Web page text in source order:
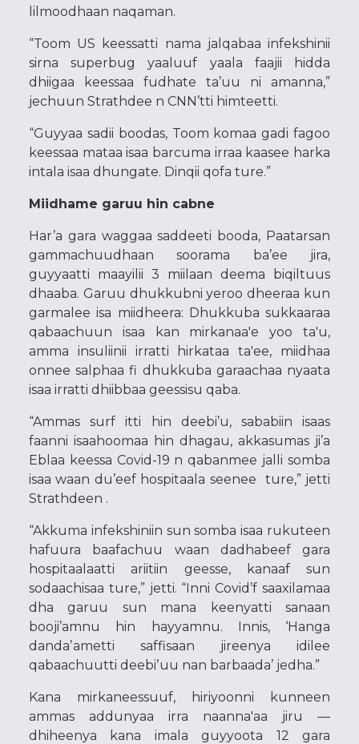
lilmoodhaan naqaman.
“Toom US keessatti nama jalqabaa infekshinii
sirna superbug yaaluuf yaala faajii hidda
dhiigaa keessaa fudhate ta’uu ni amanna,”
jechuun Strathdee n CNN’tti himteetti.
“Guyyaa sadii boodas, Toom komaa gadi fagoo
keessaa mataa isaa barcuma irraa kaasee harka
intala isaa dhungate. Dinqii qofa ture.”
Miidhame garuu hin cabne
Har’a gara waggaa saddeeti booda, Paatarsan
gammachuudhaan soorama ba’ee jira,
guyyaatti maayilii 3 miilaan deema biqiltuus
dhaaba. Garuu dhukkubni yeroo dheeraa kun
garmalee isa miidheera: Dhukkuba sukkaaraa
qabaachuun isaa kan mirkanaa'e yoo ta'u,
amma insuliinii irratti hirkataa ta'ee, miidhaa
onnee salphaa fi dhukkuba garaachaa nyaata
isaa irratti dhiibbaa geessisu qaba.
“Ammas surf itti hin deebi’u, sababiin isaas
faanni isaahoomaa hin dhagau, akkasumas ji’a
Eblaa keessa Covid-19 n qabanmee jalli somba
isaa waan du’eef hospitaala seenee ture,” jetti
Strathdeen .
“Akkuma infekshiniin sun somba isaa rukuteen
hafuura baafachuu waan dadhabeef gara
hospitaalaatti ariitiin geesse, kanaaf sun
sodaachisaa ture,” jetti. “Inni Covid’f saaxilamaa
dha garuu sun mana keenyatti sanaan
booji’amnu hin hayyamnu. Innis, ‘Hanga
dandaʼametti saffisaan jireenya idilee
qabaachuutti deebiʼuu nan barbaada’ jedha.”
Kana mirkaneessuuf, hiriyoonni kunneen
ammas addunyaa irra naanna'aa jiru —
dhiheenya kana imala guyyoota 12 gara